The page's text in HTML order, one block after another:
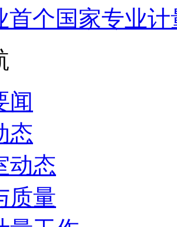
首个国家专业
闻
态
动态
质量